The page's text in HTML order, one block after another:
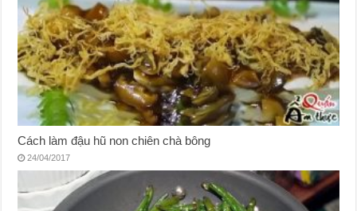
Cách làm đậu hũ non chiên chà bông
24/04/2017